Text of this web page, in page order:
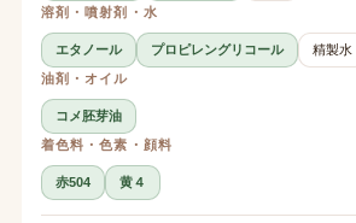
溶剤・噴射剤・水
エタノール プロピレングリコール
精製水
油剤・オイル
コメ胚芽油
着色料・色素・顔料
赤504 黄４